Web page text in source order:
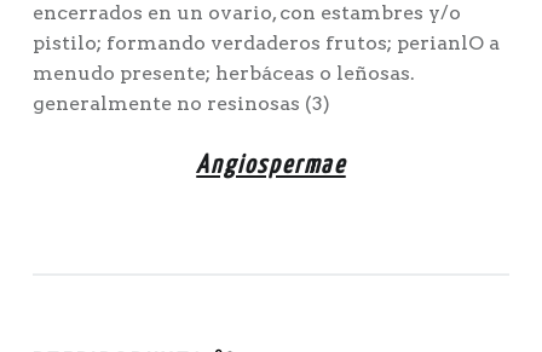
encerrados en un ovario, con estambres y/o
pistilo; formando verdaderos frutos; perianlO a
menudo presente; herbáceas o leñosas.
generalmente no resinosas (3)
Angiospermae